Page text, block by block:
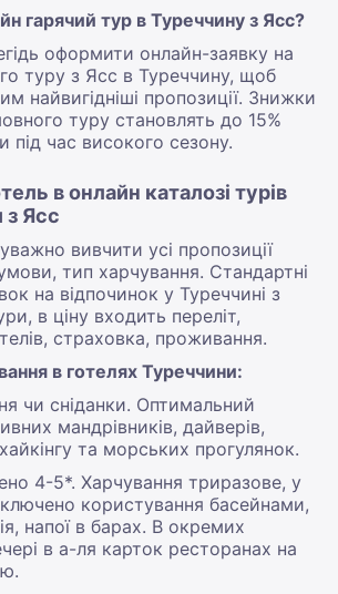
гарячий тур в Туреччину з Ясс?
оформити онлайн-заявку на
туру з Ясс в Туреччину, щоб
найвигідніші пропозиції. Знижки
туру становлять до 15%
під час високого сезону.
в онлайн каталозі турів
з Ясс
вивчити усі пропозиції
тип харчування. Стандартні
на відпочинок у Туреччині з
в ціну входить переліт,
страховка, проживання.
в готелях Туреччини:
чи сніданки. Оптимальний
мандрівників, дайверів,
та морських прогулянок.
4-5*. Харчування триразове, у
користування басейнами,
напої в барах. В окремих
в а-ля карток ресторанах на